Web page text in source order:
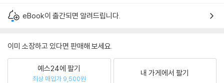
eBook이 출간되면 알려드립니다.
이미 소장하고 있다면 판매해 보세요.
예스24에 팔기
최상 매입가 9,500원
내 가게에서 팔기